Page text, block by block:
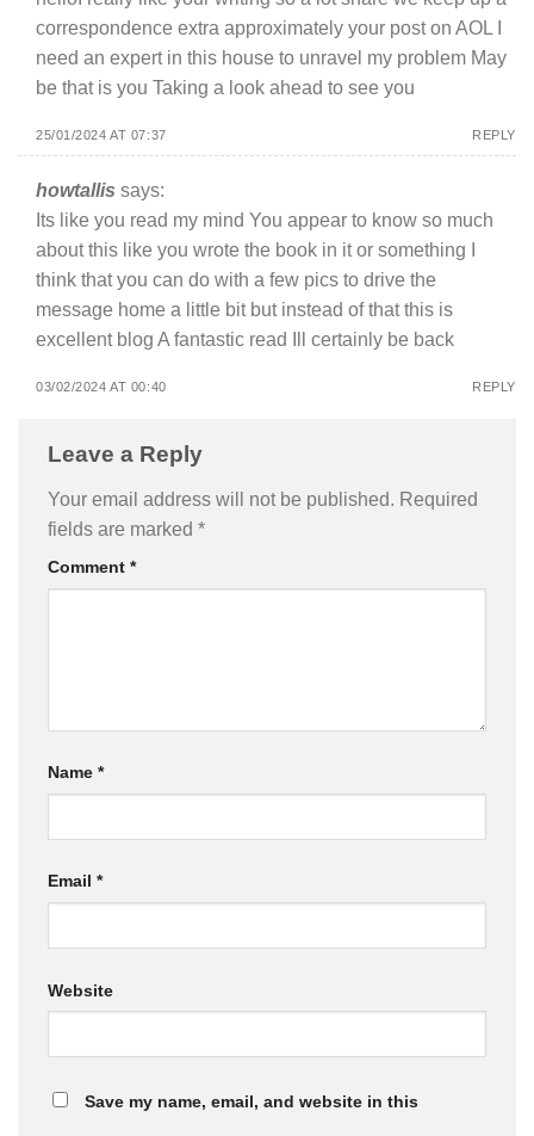
correspondence extra approximately your post on AOL I
need an expert in this house to unravel my problem May
be that is you Taking a look ahead to see you
25/01/2024 AT 07:37 REPLY
howtallis says:
Its like you read my mind You appear to know so much
about this like you wrote the book in it or something I
think that you can do with a few pics to drive the
message home a little bit but instead of that this is
excellent blog A fantastic read Ill certainly be back
03/02/2024 AT 00:40 REPLY
Leave a Reply
Your email address will not be published. Required
fields are marked *
Comment *
Name *
Email *
Website
Save my name, email, and website in this